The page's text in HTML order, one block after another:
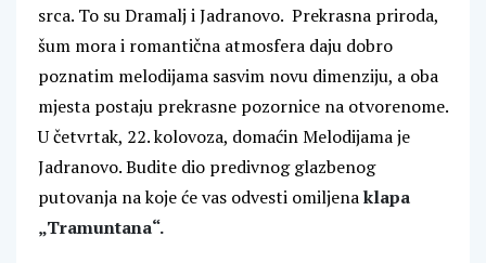
srca. To su Dramalj i Jadranovo. Prekrasna priroda,
šum mora i romantična atmosfera daju dobro
poznatim melodijama sasvim novu dimenziju, a oba
mjesta postaju prekrasne pozornice na otvorenome.
U četvrtak, 22. kolovoza, domaćin Melodijama je
Jadranovo. Budite dio predivnog glazbenog
putovanja na koje će vas odvesti omiljenaklapa
„Tramuntana“.